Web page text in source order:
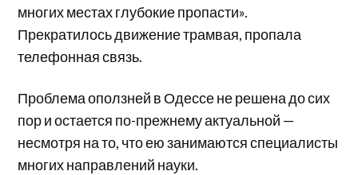
многих местах глубокие пропасти».
Прекратилось движение трамвая, пропала
телефонная связь.
Проблема оползней в Одессе не решена до сих
пор и остается по-прежнему актуальной —
несмотря на то, что ею занимаются специалисты
многих направлений науки.